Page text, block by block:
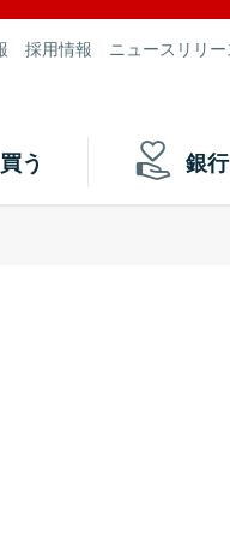
採用情報 ニュースリリー
買う 銀